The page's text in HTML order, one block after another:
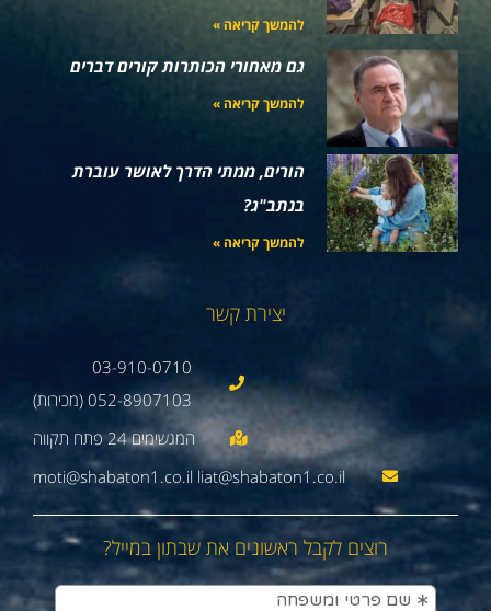
להמשך קריאה »
גם מאחורי הכותרות קורים דברים
להמשך קריאה »
הורים, ממתי הדרך לאושר עוברת
בנתב"ג?
להמשך קריאה »
יצירת קשר
03-910-0710
052-8907103 (מכירות)
moti@shabaton1.co.il liat@shabaton1.co.il
רוצים לקבל ראשונים את שבתון במייל?